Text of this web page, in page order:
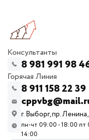
Консультанты
8 981 991 98
Горячая Линия
8 911 158 22 39
г. Выборг, пр.
пн-чт 09:00 - 18:00 пт
14:00